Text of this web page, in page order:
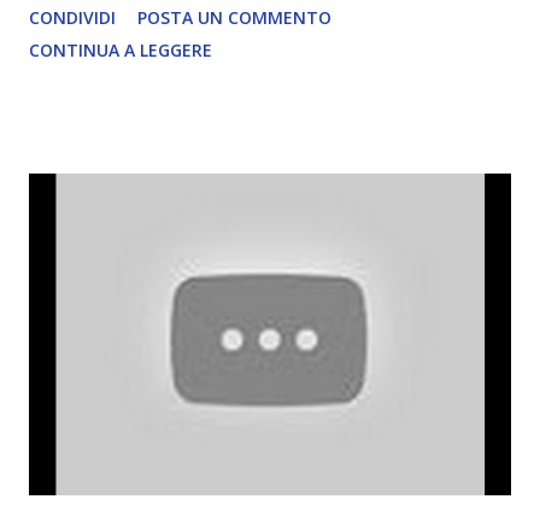
CONDIVIDI
POSTA UN COMMENTO
CONTINUA A LEGGERE